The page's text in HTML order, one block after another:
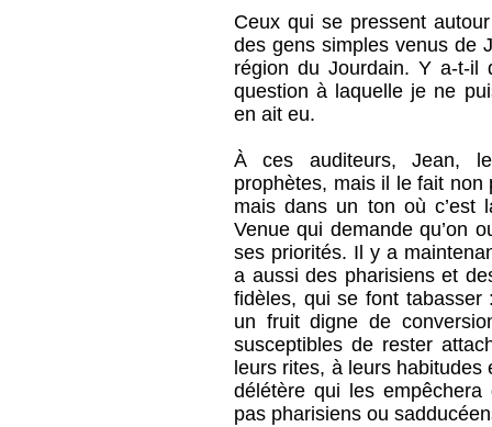
Ceux qui se pressent
des gens simples venus de
région du Jourdain. Y a-t-il
question à laquelle je ne
en ait eu.
À ces auditeurs, Jean, le
prophètes, mais il le fait non
mais dans un ton où c’est
Venue qui demande qu’on
ses priorités. Il y a
a aussi des pharisiens et
fidèles, qui se font tabasser
un fruit digne de
susceptibles de rester
leurs rites, à leurs habitudes
délétère qui les
pas pharisiens ou